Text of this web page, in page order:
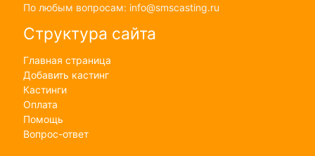
По любым вопросам: info@smscasting.ru
Структура сайта
Главная страница
Добавить кастинг
Кастинги
Оплата
Помощь
Вопрос-ответ